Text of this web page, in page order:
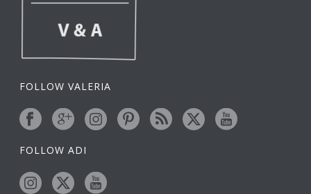
FOLLOW VALERIA
FOLLOW ADI